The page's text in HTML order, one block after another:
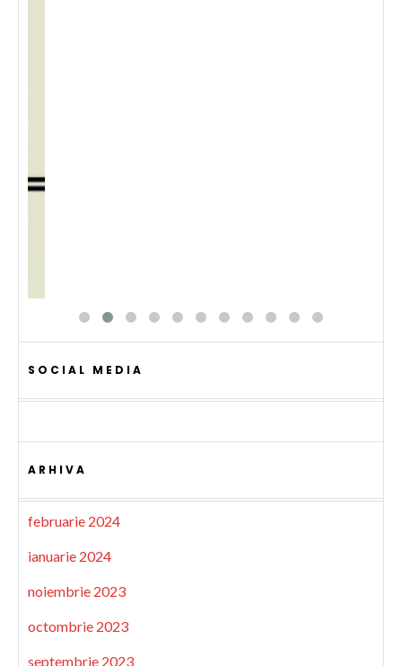
SOCIAL MEDIA
ARHIVA
februarie 2024
ianuarie 2024
noiembrie 2023
octombrie 2023
septembrie 2023